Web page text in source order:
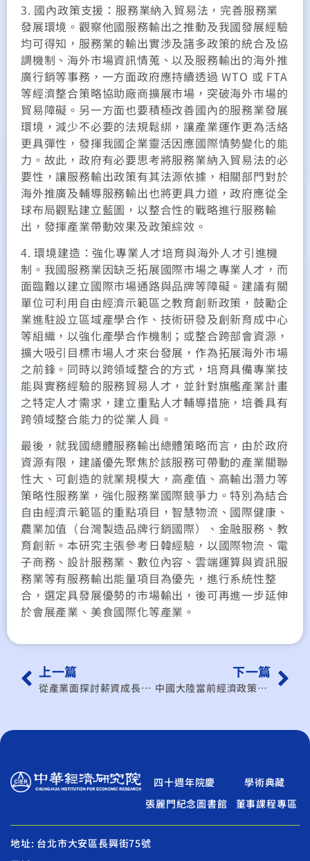
3. 國內政策支援：服務業納入貿易法，完善服務業
發展環境。觀察他國服務輸出之推動及我國發展經驗
均可得知，服務業的輸出實涉及諸多政策的統合及協
調機制、海外市場資訊情蒐、以及服務輸出的海外推
廣行銷等事務，一方面政府應持續透過 WTO 或 FTA
等經濟整合策略協助廠商擴展市場，突破海外市場的
貿易障礙。另一方面也要積極改善國內的服務業發展
環境，減少不必要的法規鬆綁，讓產業運作更為活絡
更具彈性，發揮我國企業靈活因應國際情勢變化的能
力。故此，政府有必要思考將服務業納入貿易法的必
要性，讓服務輸出政策有其法源依據，相關部門對於
海外推廣及輔導服務輸出也將更具力道，政府應從全
球布局觀點建立藍圖，以整合性的戰略進行服務輸
出，發揮產業帶動效果及政策綜效。
4. 環境建造：強化專業人才培育與海外人才引進機
制。我國服務業因缺乏拓展國際市場之專業人才，而
面臨難以建立國際市場通路與品牌等障礙。建議有關
單位可利用自由經濟示範區之教育創新政策，鼓勵企
業進駐設立區域產學合作、技術研發及創新育成中心
等組織，以強化產學合作機制；或整合跨部會資源，
擴大吸引目標市場人才來台發展，作為拓展海外市場
之前鋒。同時以跨領域整合的方式，培育具備專業技
能與實務經驗的服務貿易人才，並針對旗艦產業計畫
之特定人才需求，建立重點人才輔導措施，培養具有
跨領域整合能力的從業人員。
最後，就我國總體服務輸出總體策略而言，由於政府
資源有限，建議優先聚焦於該服務可帶動的產業關聯
性大、可創造的就業規模大，高產值、高輸出潛力等
策略性服務業，強化服務業國際競爭力。特別為結合
自由經濟示範區的重點項目，智慧物流、國際健康、
農業加值（台灣製造品牌行銷國際）、金融服務、教
育創新。本研究主張參考日韓經驗，以國際物流、電
子商務、設計服務業、數位內容、雲端運算與資訊服
務業等有服務輸出能量項目為優先，進行系統性整
合，選定具發展優勢的市場輸出，後可再進一步延伸
於會展產業、美食國際化等產業。
上一篇
從產業面探討薪資成長趨緩成因及具體對策
下一篇
中國大陸當前經濟政策對我經濟之機會與挑戰
四十週年院慶
學術典藏
張麗門紀念圖書館
董事課程專區
地址: 台北市大安區長興街75號